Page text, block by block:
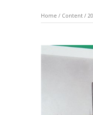
Home / Content /